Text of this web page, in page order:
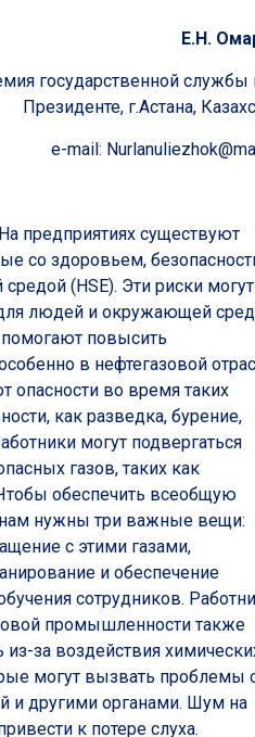
Е.Н.
государственной службы
Президенте, г.Астана,
e-mail:
На предприятиях существуют
со здоровьем,
(HSE). Эти риски могут
людей и окружающей
повысить
в нефтегазовой
опасности во время таких
как разведка, бурение,
могут подвергаться
газов, таких как
обеспечить всеобщую
нам нужны три важные вещи:
с этими газами,
и обеспечение
сотрудников.
промышленности также
из-за воздействия
могут вызвать проблемы
и другими органами. Шум на
к потере слуха.